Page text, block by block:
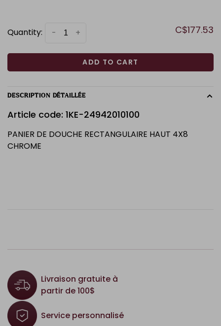
Quantity: +
- C$177.53
ADD TO CART
DESCRIPTION DÉTAILLÉE
Article code: 1KE-24942010100
PANIER DE DOUCHE RECTANGULAIRE HAUT 4X8
CHROME
Livraison gratuite à
partir de 100$
Service personnalisé